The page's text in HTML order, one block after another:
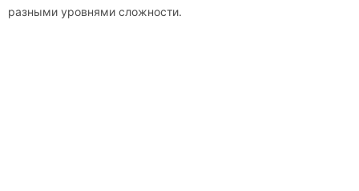
разными уровнями сложности.